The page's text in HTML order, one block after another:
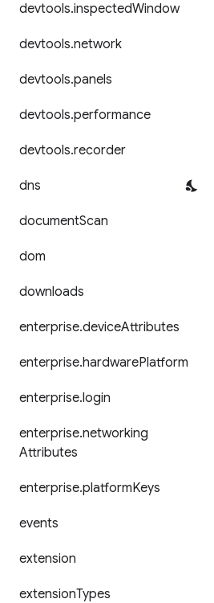
devtools.inspectedWindow
devtools.network
devtools.panels
devtools.performance
devtools.recorder
dns
documentScan
dom
downloads
enterprise.deviceAttributes
enterprise.hardwarePlatform
enterprise.login
enterprise.networking
Attributes
enterprise.platformKeys
events
extension
extensionTypes